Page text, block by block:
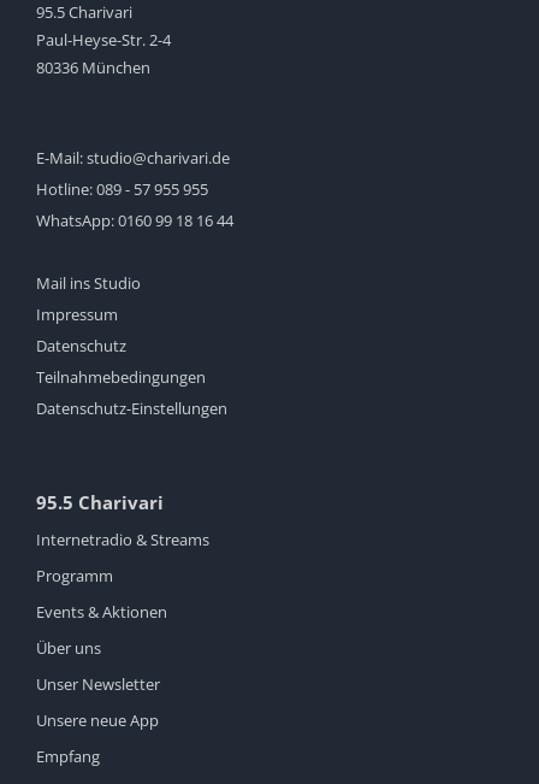
95.5 Charivari
Paul-Heyse-Str. 2-4
80336 München
E-Mail:studio@charivari.de
Hotline:089 - 57 955 955
WhatsApp:0160 99 18 16 44
Mail ins Studio
Impressum
Datenschutz
Teilnahmebedingungen
Datenschutz-Einstellungen
95.5 Charivari
Internetradio & Streams
Programm
Events & Aktionen
Über uns
Unser Newsletter
Unsere neue App
Empfang